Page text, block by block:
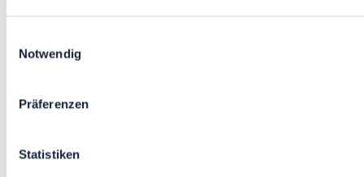
Notwendig
Präferenzen
Statistiken